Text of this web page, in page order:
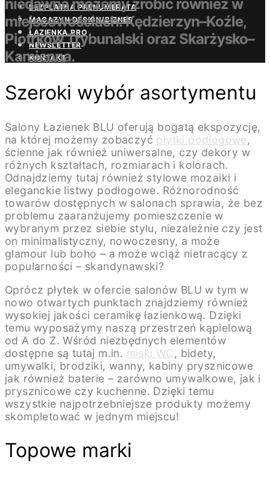
BEZPŁATNA PRENUMERATA
MAGAZYN DESIGN/BIZNES
ŁAZIENKA.PRO
NEWSLETTER
KONTAKT
niedawna możemy zrobić również w
miejscowościach: Kędzierzyn–Koźle,
Piotrków Trybunalski oraz Skarżysko–
Kamienna.
Szeroki wybór asortymentu
Salony Łazienek BLU oferują bogatą ekspozycję,
na której możemy zobaczyć płytki podłogowe,
ścienne jak również uniwersalne, czy dekory w
różnych kształtach, rozmiarach i kolorach.
Odnajdziemy tutaj również stylowe mozaiki i
eleganckie listwy podłogowe. Różnorodność
towarów dostępnych w salonach sprawia, że bez
problemu zaaranżujemy pomieszczenie w
wybranym przez siebie stylu, niezależnie czy jest
on minimalistyczny, nowoczesny, a może
glamour lub boho – a może wciąż nietracący z
popularności – skandynawski?
Oprócz płytek w ofercie salonów BLU w tym w
nowo otwartych punktach znajdziemy również
wysokiej jakości ceramikę łazienkową. Dzięki
temu wyposażymy naszą przestrzeń kąpielową
od A do Z. Wśród niezbędnych elementów
dostępne są tutaj m.in. miski WC , bidety,
umywalki, brodziki, wanny, kabiny prysznicowe
jak również baterie – zarówno umywalkowe, jak i
prysznicowe czy kuchenne. Dzięki temu
wszystkie najpotrzebniejsze produkty możemy
skompletować w jednym miejscu!
Topowe marki